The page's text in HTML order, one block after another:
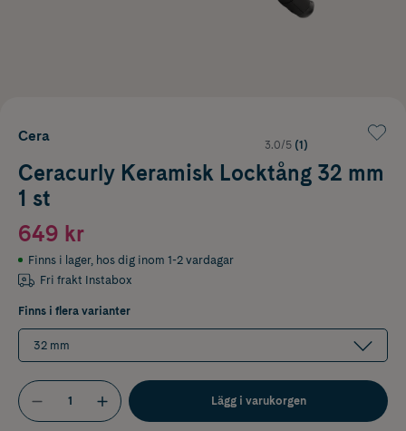
Cera
3.0/5 (1)
Ceracurly Keramisk Locktång 32 mm
1 st
649 kr
Finns i lager, hos dig inom 1-2 vardagar
Fri frakt Instabox
Finns i flera varianter
32 mm
Lägg i varukorgen